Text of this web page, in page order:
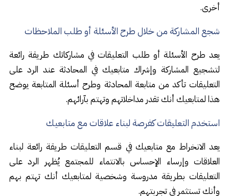
أخرى.
شجع المشاركة من خلال طرح الأسئلة أو طلب الملاحظات
يعد طرح الأسئلة أو طلب التعليقات في مشاركاتك طريقة رائعة
لتشجيع المشاركة وإشراك متابعيك في المحادثة عند الرد على
التعليقات تأكد من متابعة المحادثة وطرح أسئلة المتابعة يوضح
هذا لمتابعيك أنك تقدر مداخلاتهم وتهتم بآرائهم.
استخدم التعليقات كفرصة لبناء علاقات مع متابعيك
يعد الانخراط مع متابعيك في قسم التعليقات طريقة رائعة لبناء
العلاقات وإرساء الإحساس بالانتماء للمجتمع يُظهر الرد على
التعليقات بطريقة مدروسة وشخصية لمتابعيك أنك تهتم بهم
وأنك تستثمر في تجربتهم.